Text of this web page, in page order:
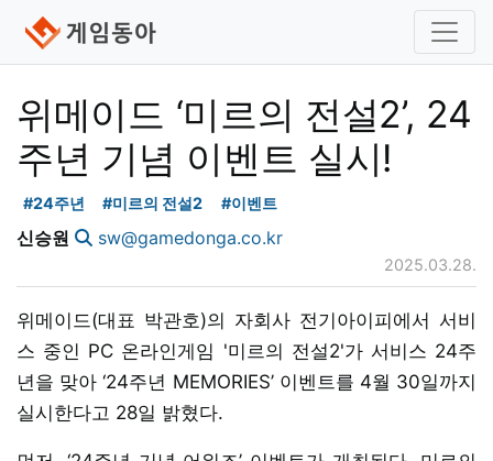
위메이드 ‘미르의 전설2’, 24
주년 기념 이벤트 실시!
#24주년 #미르의 전설2 #이벤트
신승원 sw@gamedonga.co.kr
2025.03.28.
위메이드(대표 박관호)의 자회사 전기아이피에서 서비
스 중인 PC 온라인게임 '미르의 전설2'가 서비스 24주
년을 맞아 ‘24주년 MEMORIES’ 이벤트를 4월 30일까지
실시한다고 28일 밝혔다.